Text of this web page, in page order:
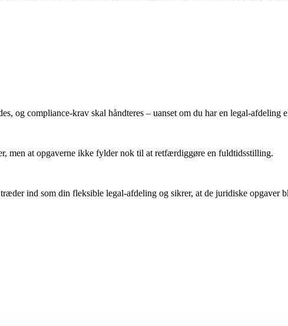
og compliance-krav skal håndteres – uanset om du har en legal-afdeling
men at opgaverne ikke fylder nok til at retfærdiggøre en fuldtidsstilling.
ind som din fleksible legal-afdeling og sikrer, at de juridiske opgaver